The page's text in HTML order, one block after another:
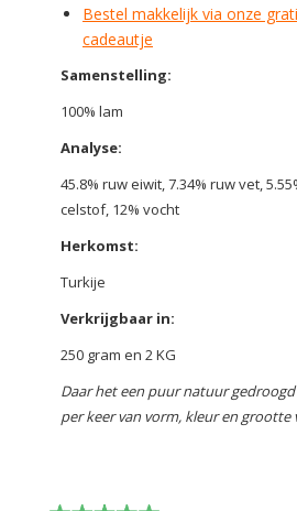
Bestel makkelijk via onze
cadeautje
Samenstelling:
100% lam
Analyse:
45.8% ruw eiwit, 7.34% ruw vet,
celstof, 12% vocht
Herkomst:
Turkije
Verkrijgbaar in:
250 gram en 2 KG
Daar het een puur natuur
per keer van vorm, kleur en grootte